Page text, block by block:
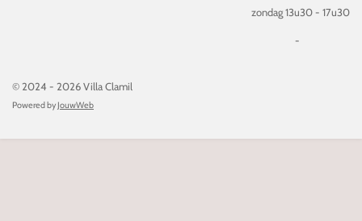
zondag 13u30 - 17u30
-
© 2024 - 2026 Villa Clamil
Powered by JouwWeb